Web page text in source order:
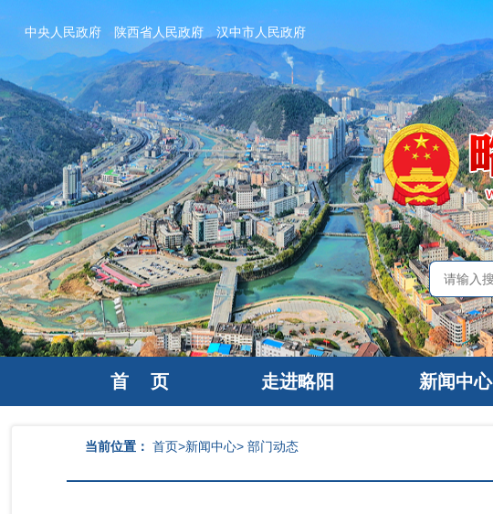
中央人民政府 陕西省人民政府 汉中市人民政府
首 页 走进略阳 新闻中心
当前位置： 首页>新闻中心> 部门动态